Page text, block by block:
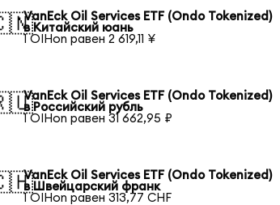
VanEck Oil Services ETF (Ondo Tokenized)
в Китайский юань
1 OIHon равен 2 619,11 ¥
VanEck Oil Services ETF (Ondo Tokenized)
в Российский рубль
1 OIHon равен 31 662,95 ₽
VanEck Oil Services ETF (Ondo Tokenized)
в Швейцарский франк
1 OIHon равен 313,77 CHF